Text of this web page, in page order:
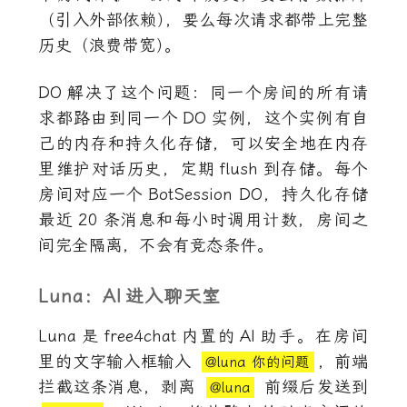
（引入外部依赖），要么每次请求都带上完整
历史（浪费带宽）。
DO 解决了这个问题：同一个房间的所有请
求都路由到同一个 DO 实例，这个实例有自
己的内存和持久化存储，可以安全地在内存
里维护对话历史，定期 flush 到存储。每个
房间对应一个 BotSession DO，持久化存储
最近 20 条消息和每小时调用计数，房间之
间完全隔离，不会有竞态条件。
Luna：AI 进入聊天室
Luna 是 free4chat 内置的 AI 助手。在房间
里的文字输入框输入
@luna 你的问题
，前端
拦截这条消息，剥离
@luna 前缀后发送到